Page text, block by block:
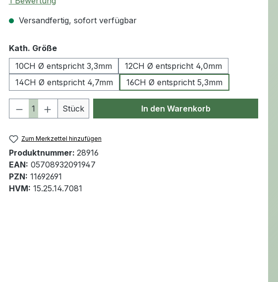
Versandfertig, sofort verfügbar
Kath. Größeauswählen
10CH Ø entspricht 3,3mm
12CH Ø entspricht 4,0mm
14CH Ø entspricht 4,7mm
16CH Ø entspricht 5,3mm
Produkt Anzahl: Gib den gewünschten Wert
Stück In den Warenkorb
Zum Merkzettel hinzufügen
Produktnummer: 28916
EAN: 05708932091947
PZN: 11692691
HVM: 15.25.14.7081